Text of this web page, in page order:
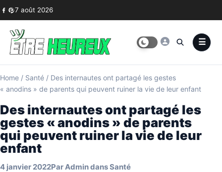
Skip to content
7 août 2026
Home / Santé / Des internautes ont partagé les gestes
« anodins » de parents qui peuvent ruiner la vie de leur enfant
Des internautes ont partagé les
gestes « anodins » de parents
qui peuvent ruiner la vie de leur
enfant
4 janvier 2022ParAdmindansSanté